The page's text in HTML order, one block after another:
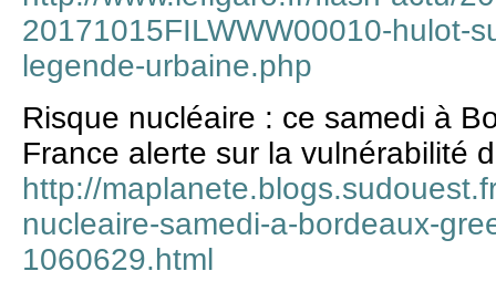
20171015FILWWW00010-hulot-
legende-urbaine.php
Risque nucléaire : ce samedi à
France alerte sur la vulnérabilité
http://
nucleaire-samedi-a-bordeaux-
1060629.html